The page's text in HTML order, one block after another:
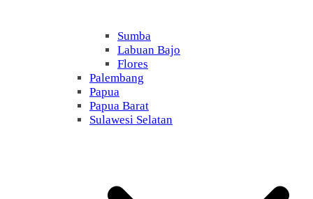
Sumba
Labuan Bajo
Flores
Palembang
Papua
Papua Barat
Sulawesi Selatan